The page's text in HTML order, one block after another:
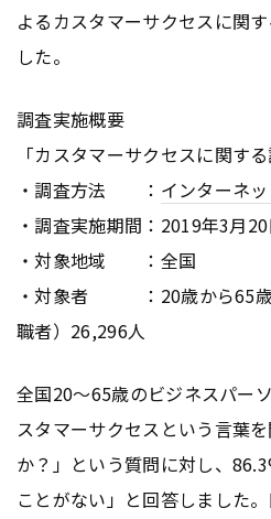
よるカスタマーサクセスに関
した。
調査実施概要
「カスタマーサクセスに関する
・調査方法 ： インターネッ
・調査実施期間：2019年3月
・対象地域 ：全国
・対象者 ：20歳から65歳
職者）26,296人
全国20～65歳のビジネスパー
スタマーサクセスという言葉
か？」という質問に対し、
ことがない」と回答しました